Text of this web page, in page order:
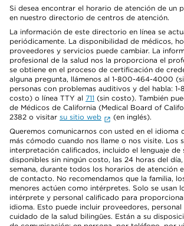
Si desea encontrar el horario de atención de un
en nuestro directorio de centros de atención.
La información de este directorio en línea se
periódicamente. La disponibilidad de médicos,
proveedores y servicios puede cambiar. La
profesional de la salud nos la proporciona el
se obtiene en el proceso de certificación de
alguna pregunta, llámenos al 1-800-464-4000
personas con problemas auditivos y del habla:
costo) o línea TTY al 711 (sin costo). También
de Médicos de California (Medical Board of
2382 o visitar su sitio web
(en inglés).
Queremos comunicarnos con usted en el idioma
más cómodo cuando nos llame o nos visite. Los
interpretación calificados, incluido el lenguaje de
disponibles sin ningún costo, las 24 horas del
semana, durante todos los horarios de atención
de contacto. No recomendamos que la familia,
menores actúen como intérpretes. Solo se usan
intérprete y personal calificado para
idioma. Esto puede incluir proveedores,
cuidado de la salud bilingües. Están a su